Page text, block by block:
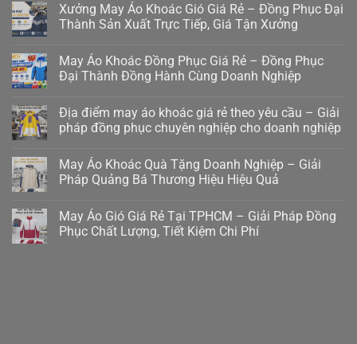
Xưởng May Áo Khoác Gió Giá Rẻ – Đồng Phục Đại
Thành Sản Xuất Trực Tiếp, Giá Tận Xưởng
May Áo Khoác Đồng Phục Giá Rẻ – Đồng Phục
Đại Thành Đồng Hành Cùng Doanh Nghiệp
Địa điểm may áo khoác giá rẻ theo yêu cầu – Giải
pháp đồng phục chuyên nghiệp cho doanh nghiệp
May Áo Khoác Quà Tặng Doanh Nghiệp – Giải
Pháp Quảng Bá Thương Hiệu Hiệu Quả
May Áo Gió Giá Rẻ Tại TPHCM – Giải Pháp Đồng
Phục Chất Lượng, Tiết Kiệm Chi Phí